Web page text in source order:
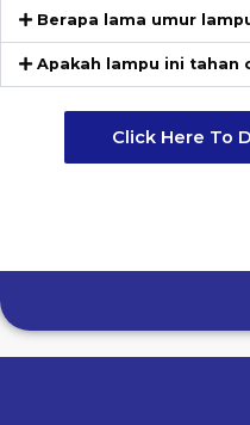
Berapa lama umur
Apakah lampu ini tahan
Click Here To